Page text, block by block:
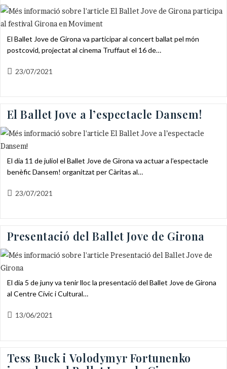
El Ballet Jove de Girona va participar al concert ballat pel món
postcovid, projectat al cinema Truffaut el 16 de…
Entrada
23/07/2021
El Ballet Jove a l’espectacle Dansem!
El dia 11 de juliol el Ballet Jove de Girona va actuar a l’espectacle
benèfic Dansem! organitzat per Càritas al…
Entrada
23/07/2021
Presentació del Ballet Jove de Girona
El dia 5 de juny va tenir lloc la presentació del Ballet Jove de Girona
al Centre Cívic i Cultural…
Entrada
13/06/2021
Tess Buck i Volodymyr Fortunenko